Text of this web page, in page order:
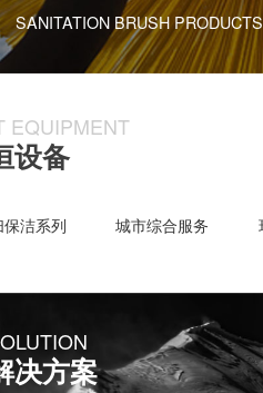
SANITATION BRUSH PRODUCTS
EQUIPMENT
设备
洁系列 城市综合服务
决方案